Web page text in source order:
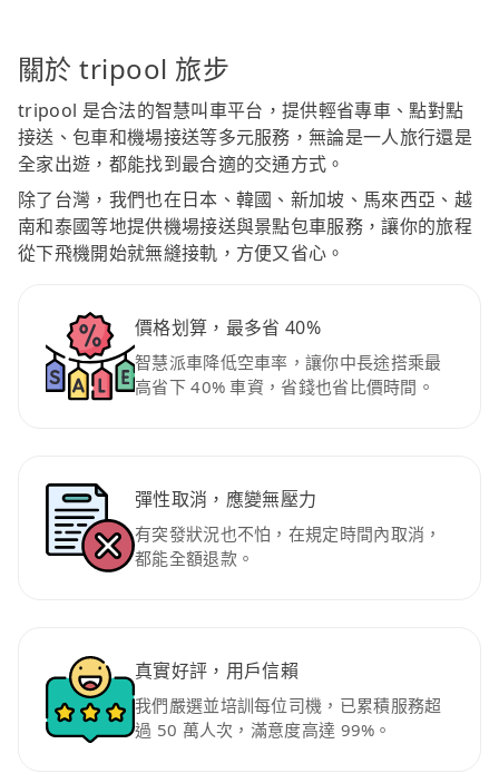
關於 tripool 旅步
tripool 是合法的智慧叫車平台，提供輕省專車、點對點
接送、包車和機場接送等多元服務，無論是一人旅行還是
全家出遊，都能找到最合適的交通方式。
除了台灣，我們也在日本、韓國、新加坡、馬來西亞、越
南和泰國等地提供機場接送與景點包車服務，讓你的旅程
從下飛機開始就無縫接軌，方便又省心。
價格划算，最多省 40%
智慧派車降低空車率，讓你中長途搭乘最
高省下 40% 車資，省錢也省比價時間。
彈性取消，應變無壓力
有突發狀況也不怕，在規定時間內取消，
都能全額退款。
真實好評，用戶信賴
我們嚴選並培訓每位司機，已累積服務超
過 50 萬人次，滿意度高達 99%。